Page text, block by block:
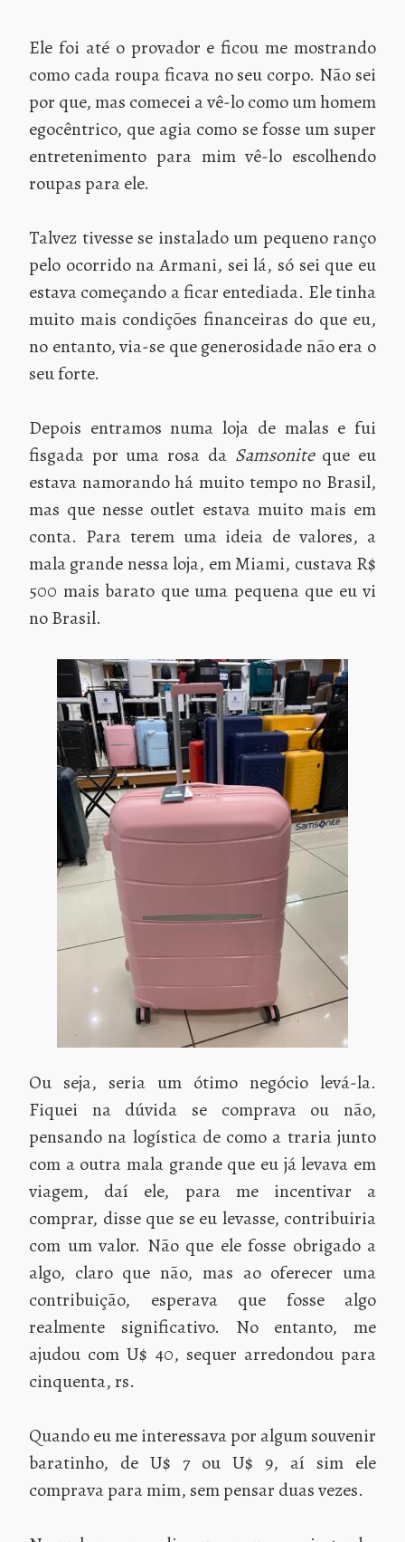
Ele foi até o provador e ficou me mostrando
como cada roupa ficava no seu corpo. Não sei
por que, mas comecei a vê-lo como um homem
egocêntrico, que agia como se fosse um super
entretenimento para mim vê-lo escolhendo
roupas para ele.
Talvez tivesse se instalado um pequeno ranço
pelo ocorrido na Armani, sei lá, só sei que eu
estava começando a ficar entediada. Ele tinha
muito mais condições financeiras do que eu,
no entanto, via-se que generosidade não era o
seu forte.
Depois entramos numa loja de malas e fui
fisgada por uma rosa da Samsoniteque eu
estava namorando há muito tempo no Brasil,
mas que nesse outlet estava muito mais em
conta. Para terem uma ideia de valores, a
mala grande nessa loja, em Miami, custava R$
500 mais barato que uma pequena que eu vi
no Brasil.
Ou seja, seria um ótimo negócio levá-la.
Fiquei na dúvida se comprava ou não,
pensando na logística de como a traria junto
com a outra mala grande que eu já levava em
viagem, daí ele, para me incentivar a
comprar, disse que se eu levasse, contribuiria
com um valor. Não que ele fosse obrigado a
algo, claro que não, mas ao oferecer uma
contribuição, esperava que fosse algo
realmente significativo. No entanto, me
ajudou com U$ 40, sequer arredondou para
cinquenta, rs.
Quando eu me interessava por algum souvenir
baratinho, de U$ 7 ou U$ 9, aí sim ele
comprava para mim, sem pensar duas vezes.